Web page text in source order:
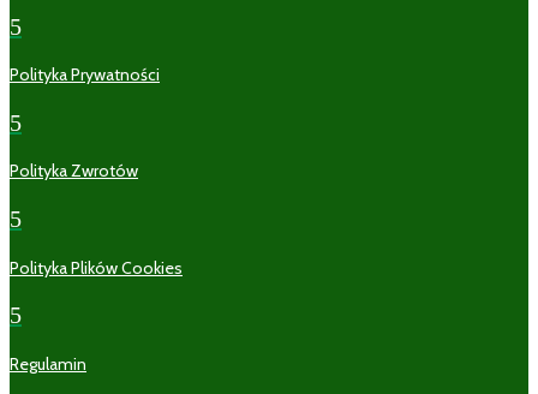
5
Polityka Prywatności
5
Polityka Zwrotów
5
Polityka Plików Cookies
5
Regulamin